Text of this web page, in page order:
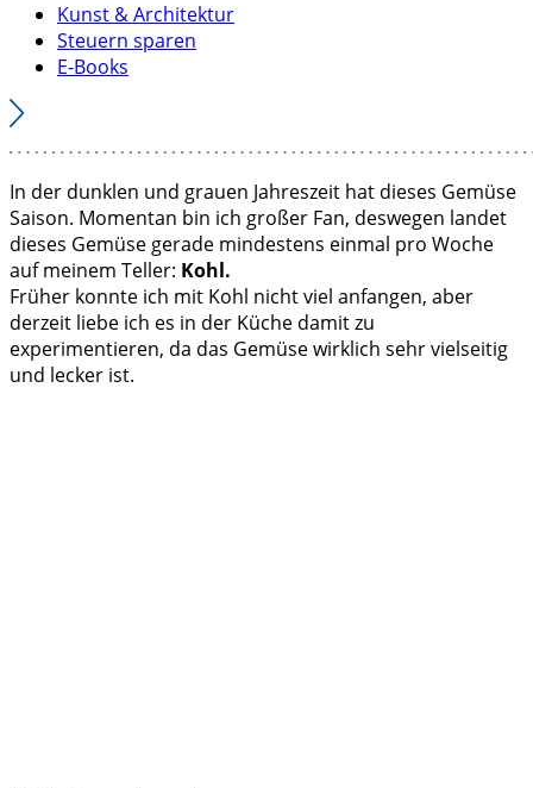
Kunst & Architektur
Steuern sparen
E-Books
In der dunklen und grauen Jahreszeit hat dieses Gemüse
Saison. Momentan bin ich großer Fan, deswegen landet
dieses Gemüse gerade mindestens einmal pro Woche
auf meinem Teller: Kohl.
Früher konnte ich mit Kohl nicht viel anfangen, aber
derzeit liebe ich es in der Küche damit zu
experimentieren, da das Gemüse wirklich sehr vielseitig
und lecker ist.